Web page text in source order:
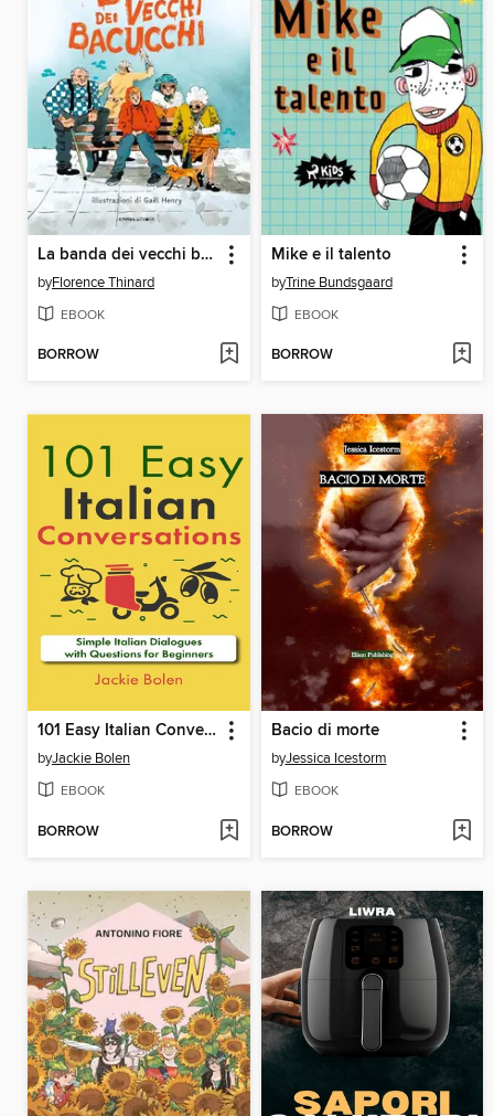
La banda dei vecchi bacucchi
byFlorence Thinard
EBOOK
BORROW
Mike e il talento
byTrine Bundsgaard
EBOOK
BORROW
101 Easy Italian Conversations
byJackie Bolen
EBOOK
BORROW
Bacio di morte
byJessica Icestorm
EBOOK
BORROW